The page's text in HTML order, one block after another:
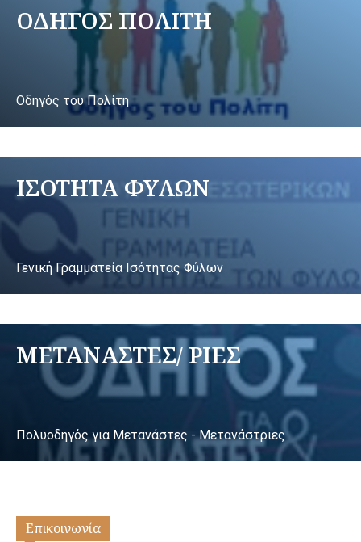
ΟΔΗΓΟΣ ΠΟΛΙΤΗ
Οδηγός του Πολίτη
ΙΣΟΤΗΤΑ ΦΥΛΩΝ
Γενική Γραμματεία Ισότητας Φύλων
ΜΕΤΑΝΑΣΤΕΣ/ ΡΙΕΣ
Πολυοδηγός για Μετανάστες - Μετανάστριες
Επικοινωνία